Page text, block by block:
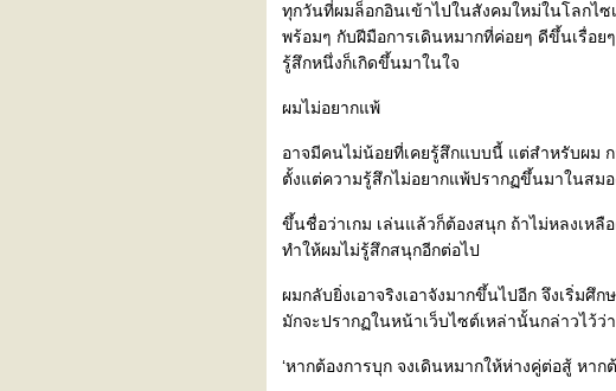
ทุกวันที่ผมล็อกอินเข้าไปในสังคมใหม่ในโลกไ
พร้อมๆ กับฝีมือการเดินหมากที่ค่อยๆ ดีขึ้นเรื่อ
รู้สึกหนึ่งก็เกิดขึ้นมาในใจ
ผมไม่อยากแพ้
อาจมีคนไม่น้อยที่เคยรู้สึกแบบนี้ แต่สำหรับผม
ตั้งแต่ความรู้สึกไม่อยากแพ้ปรากฏขึ้นมาในสม
ขึ้นชื่อว่าเกม เล่นแล้วก็ต้องสนุก ถ้าไม่หลงเห
ทำให้ผมไม่รู้สึกสนุกอีกต่อไป
ผมกลับยิ่งเอาจริงเอาจังมากขึ้นไปอีก จึงเริ่ม
มักจะปรากฏในหน้าเว็บไซต์เหล่านั้นกล่าวไว้ว่า
‘หากต้องการบุก จงเดินหมากให้ห่างคู่ต่อสู้ หา